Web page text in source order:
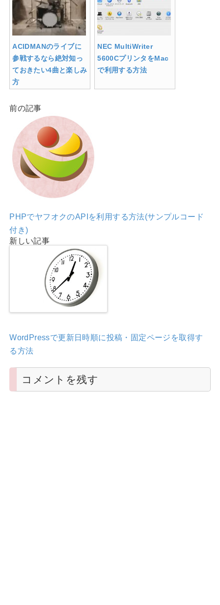
ACIDMANのライブに
参戦するなら絶対知っ
ておきたい4曲と楽しみ
方
NEC MultiWriter
5600CプリンタをMac
で利用する方法
前の記事
PHPでヤフオクのAPIを利用する方法(サンプルコード
付き)
新しい記事
WordPressで更新日時順に投稿・固定ページを取得す
る方法
コメントを残す